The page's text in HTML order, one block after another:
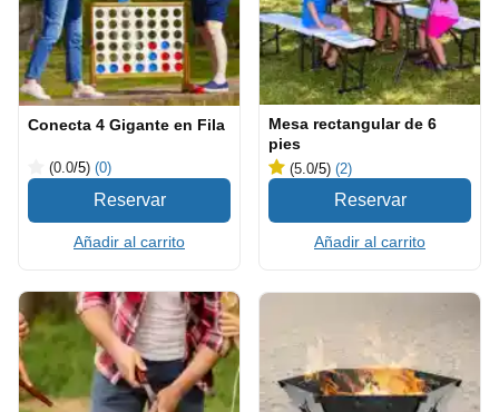
Conecta 4 Gigante en Fila
(0.0/5) (0)
Añadir al carrito
Mesa rectangular de 6
pies
(5.0/5) (2)
Añadir al carrito